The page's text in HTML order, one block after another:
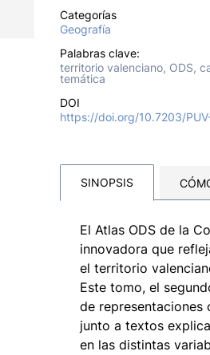
Categorías
Geografía
Palabras clave:
territorio valenciano, ODS,
temática
DOI
https://doi.org/10.7203/
SINOPSIS
El Atlas ODS de la
innovadora que
el territorio
Este tomo, el
de representaciones
junto a textos
en las distintas